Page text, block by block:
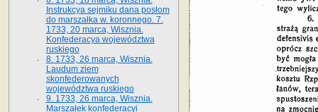
Instrukcya sejmiku dana posłom
do marszałka w. koronnego. 7.
1733, 20 marca, Wisznia.
Konfederacya województwa
ruskiego
8. 1733, 26 marca, Wisznia.
Laudum ziem
skonfederowanych
województwa ruskiego
9. 1733, 26 marca, Wisznia.
Marszałek konfederacyi